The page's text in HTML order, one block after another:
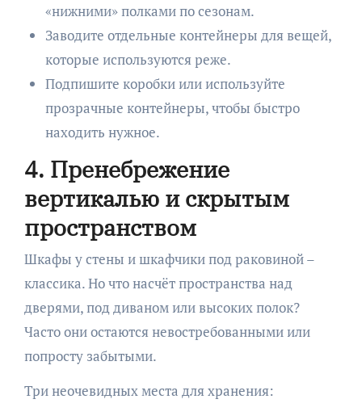
«нижними» полками по сезонам.
Заводите отдельные контейнеры для вещей,
которые используются реже.
Подпишите коробки или используйте
прозрачные контейнеры, чтобы быстро
находить нужное.
4. Пренебрежение
вертикалью и скрытым
пространством
Шкафы у стены и шкафчики под раковиной –
классика. Но что насчёт пространства над
дверями, под диваном или высоких полок?
Часто они остаются невостребованными или
попросту забытыми.
Три неочевидных места для хранения: